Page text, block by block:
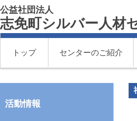
公益社団法人
志免町シルバー人材
トップ センターのご紹介
活動情報